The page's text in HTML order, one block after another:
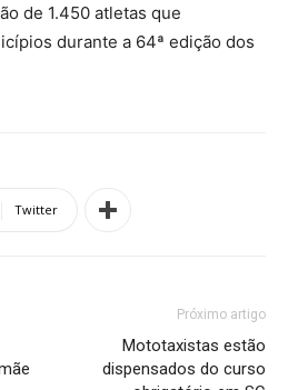
de 1.450 atletas que
durante a 64ª edição dos
Twitter
Próximo artigo
Mototaxistas estão
dispensados do curso